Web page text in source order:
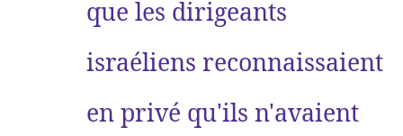
que les dirigeants
israéliens reconnaissaient
en privé qu'ils n'avaient